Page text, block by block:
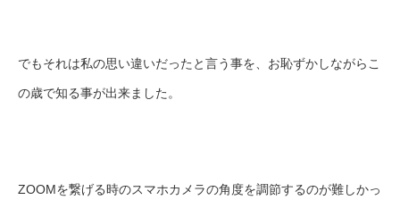
でもそれは私の思い違いだったと言う事を、お恥ずかしながらこ
の歳で知る事が出来ました。
ZOOMを繋げる時のスマホカメラの角度を調節するのが難しかっ